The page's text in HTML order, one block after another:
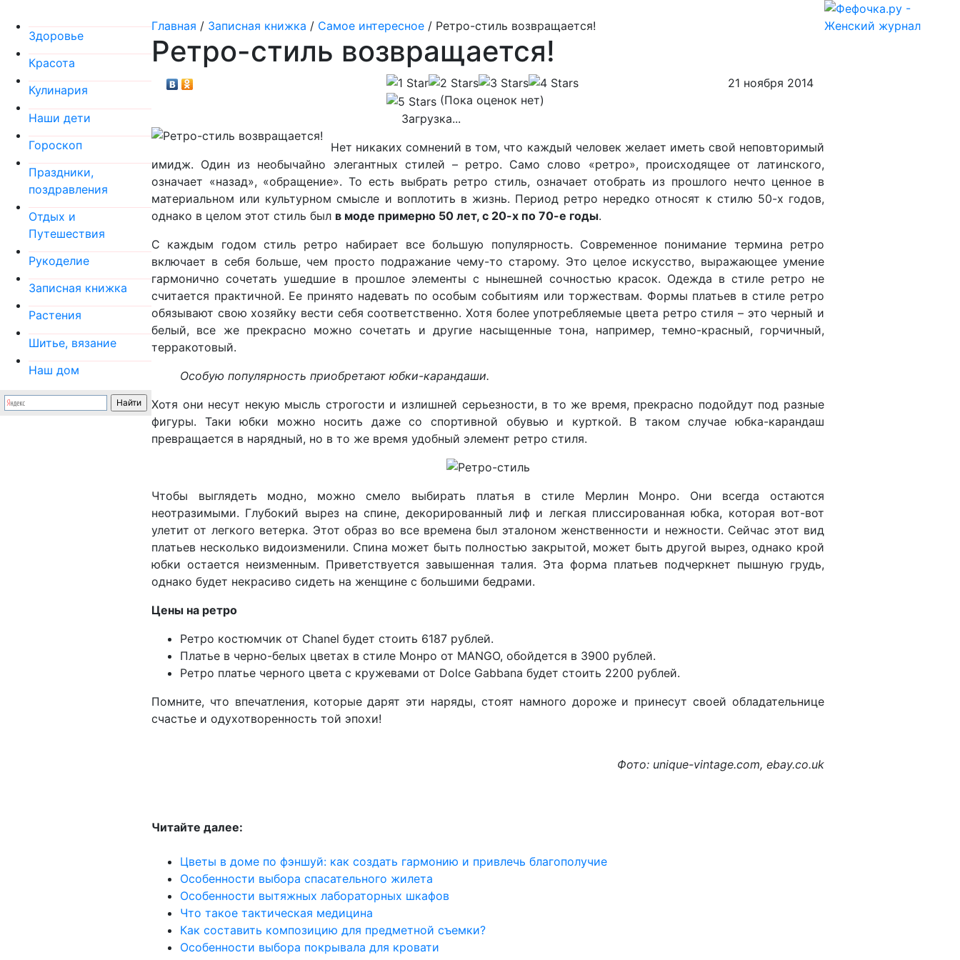
Здоровье
Красота
Кулинария
Наши дети
Гороскоп
Праздники,
поздравления
Отдых и
Путешествия
Рукоделие
Записная книжка
Растения
Шитье, вязание
Наш дом
Главная / Записная книжка / Самое интересное / Ретро-стиль возвращается!
Ретро-стиль возвращается!
(Пока оценок нет)
Загрузка...
21 ноября 2014
Нет никаких сомнений в том, что каждый человек желает иметь свой неповторимый
имидж. Один из необычайно элегантных стилей – ретро. Само слово «ретро», происходящее от латинского,
означает «назад», «обращение». То есть выбрать ретро стиль, означает отобрать из прошлого нечто ценное в
материальном или культурном смысле и воплотить в жизнь. Период ретро нередко относят к стилю 50-х годов,
однако в целом этот стиль был в моде примерно 50 лет, с 20-х по 70-е годы.
С каждым годом стиль ретро набирает все большую популярность. Современное понимание термина ретро
включает в себя больше, чем просто подражание чему-то старому. Это целое искусство, выражающее умение
гармонично сочетать ушедшие в прошлое элементы с нынешней сочностью красок. Одежда в стиле ретро не
считается практичной. Ее принято надевать по особым событиям или торжествам. Формы платьев в стиле ретро
обязывают свою хозяйку вести себя соответственно. Хотя более употребляемые цвета ретро стиля – это черный и
белый, все же прекрасно можно сочетать и другие насыщенные тона, например, темно-красный, горчичный,
терракотовый.
Особую популярность приобретают юбки-карандаши.
Хотя они несут некую мысль строгости и излишней серьезности, в то же время, прекрасно подойдут под разные
фигуры. Таки юбки можно носить даже со спортивной обувью и курткой. В таком случае юбка-карандаш
превращается в нарядный, но в то же время удобный элемент ретро стиля.
Чтобы выглядеть модно, можно смело выбирать платья в стиле Мерлин Монро. Они всегда остаются
неотразимыми. Глубокий вырез на спине, декорированный лиф и легкая плиссированная юбка, которая вот-вот
улетит от легкого ветерка. Этот образ во все времена был эталоном женственности и нежности. Сейчас этот вид
платьев несколько видоизменили. Спина может быть полностью закрытой, может быть другой вырез, однако крой
юбки остается неизменным. Приветствуется завышенная талия. Эта форма платьев подчеркнет пышную грудь,
однако будет некрасиво сидеть на женщине с большими бедрами.
Цены на ретро
Ретро костюмчик от Chanel будет стоить 6187 рублей.
Платье в черно-белых цветах в стиле Монро от MANGO, обойдется в 3900 рублей.
Ретро платье черного цвета с кружевами от Dolce Gabbana будет стоить 2200 рублей.
Помните, что впечатления, которые дарят эти наряды, стоят намного дороже и принесут своей обладательнице
счастье и одухотворенность той эпохи!
Фото: unique-vintage.com, ebay.co.uk
Читайте далее:
Цветы в доме по фэншуй: как создать гармонию и привлечь благополучие
Особенности выбора спасательного жилета
Особенности вытяжных лабораторных шкафов
Что такое тактическая медицина
Как составить композицию для предметной съемки?
Особенности выбора покрывала для кровати